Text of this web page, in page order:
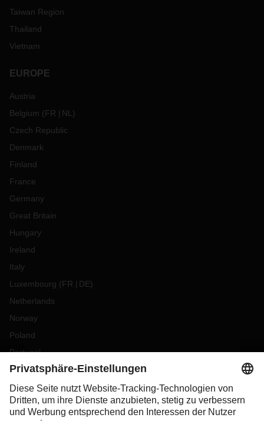
Taiwan Region
Thailand
Vietnam
EUROPE
Austria
Belgium (FR NL )
Czech Republic
Denmark
Finland
France
Germany
Great Britain
Hungary
Ireland
Italy
Luxembourg (FR DE)
Netherlands
Norway
Poland
Portugal
Romania
Slovakia
Spain